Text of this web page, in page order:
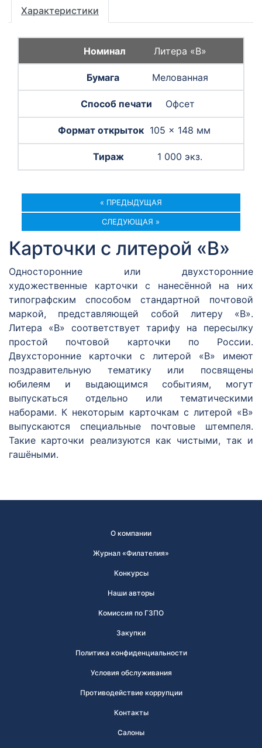
Характеристики
Литера «B»
Мелованная
Офсет
105 × 148 мм
1 000 экз.
« ПРЕДЫДУЩАЯ
СЛЕДУЮЩАЯ »
Карточки с литерой «В»
Односторонние или двухсторонние
художественные карточки с нанесённой на них
типографским способом стандартной почтовой
маркой, представляющей собой литеру «В».
Литера «В» соответствует тарифу на пересылку
простой почтовой карточки по России.
Двухсторонние карточки с литерой «В» имеют
поздравительную тематику или посвящены
юбилеям и выдающимся событиям, могут
выпускаться отдельно или тематическими
наборами. К некоторым карточкам с литерой «В»
выпускаются специальные почтовые штемпеля.
Такие карточки реализуются как чистыми, так и
гашёными.
О компании
Журнал «Филателия»
Конкурсы
Наши авторы
Комиссия по ГЗПО
Закупки
Политика конфиденциальности
Условия обслуживания
Противодействие коррупции
Контакты
Салоны